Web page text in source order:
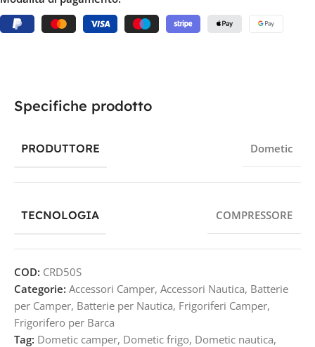
Specifiche prodotto
PRODUTTORE Dometic
TECNOLOGIA COMPRESSORE
COD: CRD50S
Categorie: Accessori Camper, Accessori Nautica, Batterie
per Camper, Batterie per Nautica, Frigoriferi Camper,
Frigorifero per Barca
Tag: Dometic camper, Dometic frigo, Dometic nautica,